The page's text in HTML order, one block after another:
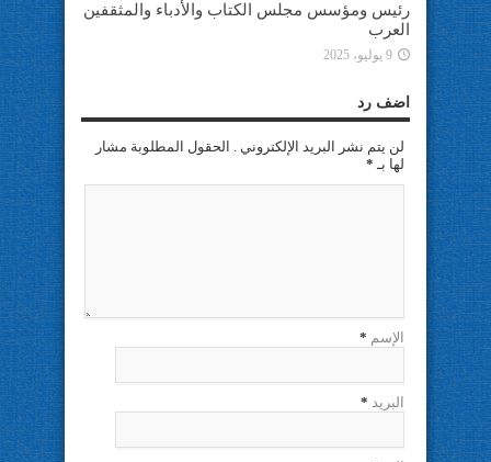
رئيس ومؤسس مجلس الكتاب والأدباء والمثقفين
العرب
9 يوليو، 2025
اضف رد
لن يتم نشر البريد الإلكتروني . الحقول المطلوبة مشار
لها بـ *
الإسم *
البريد *